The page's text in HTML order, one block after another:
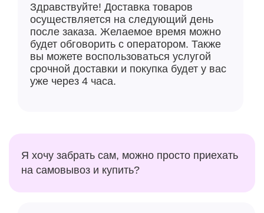
Здравствуйте! Доставка товаров
осуществляется на следующий день
после заказа. Желаемое время можно
будет обговорить с оператором. Также
вы можете воспользоваться услугой
срочной доставки и покупка будет у вас
уже через 4 часа.
Я хочу забрать сам, можно просто приехать
на самовывоз и купить?